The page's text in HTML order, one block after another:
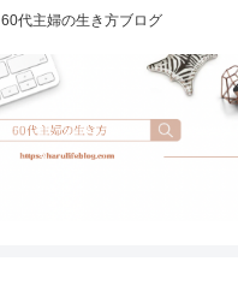
60代主婦の生き方ブログ